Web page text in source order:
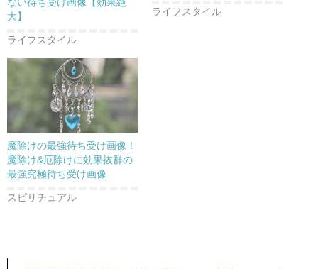
大】
ライフスタイル
ライフスタイル
魔除けの最強待ち受け画像！
魔除け&厄除けに効果抜群の
最強究極待ち受け画像
スピリチュアル